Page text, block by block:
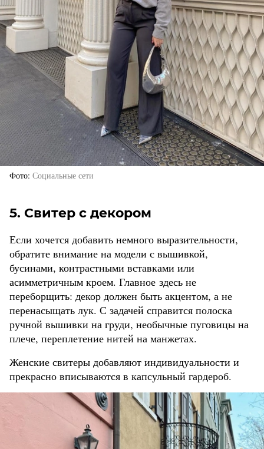
Фото Социальные сети
5. Свитер с декором
Если хочется добавить немного выразительности,
обратите внимание на модели с вышивкой,
бусинами, контрастными вставками или
асимметричным кроем. Главное здесь не
переборщить: декор должен быть акцентом, а не
перенасыщать лук. С задачей справится полоска
ручной вышивки на груди, необычные пуговицы на
плече, переплетение нитей на манжетах.
Женские свитеры добавляют индивидуальности и
прекрасно вписываются в капсульный гардероб.